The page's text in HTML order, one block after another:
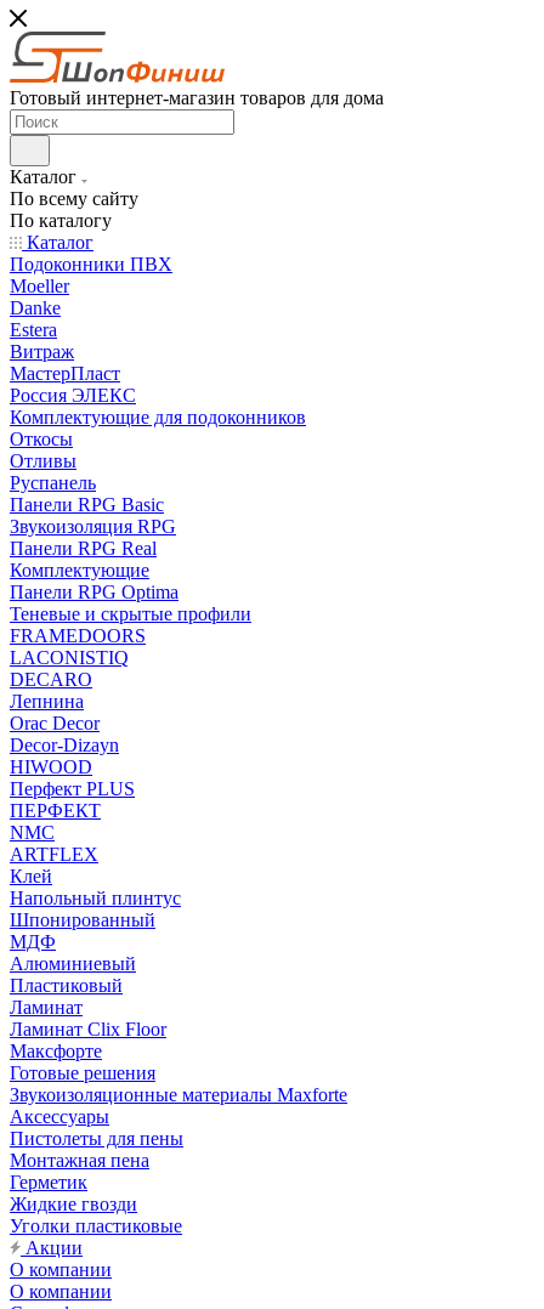
Готовый интернет-магазин товаров для дома
Каталог
По всему сайту
По каталогу
Каталог
Подоконники ПВХ
Moeller
Danke
Estera
Витраж
МастерПласт
Россия ЭЛЕКС
Комплектующие для подоконников
Откосы
Отливы
Руспанель
Панели RPG Basic
Звукоизоляция RPG
Панели RPG Real
Комплектующие
Панели RPG Optima
Теневые и скрытые профили
FRAMEDOORS
LACONISTIQ
DECARO
Лепнина
Orac Decor
Decor-Dizayn
HIWOOD
Перфект PLUS
ПЕРФЕКТ
NMC
ARTFLEX
Клей
Напольный плинтус
Шпонированный
МДФ
Алюминиевый
Пластиковый
Ламинат
Ламинат Clix Floor
Максфорте
Готовые решения
Звукоизоляционные материалы Maxforte
Аксессуары
Пистолеты для пены
Монтажная пена
Герметик
Жидкие гвозди
Уголки пластиковые
Акции
О компании
О компании